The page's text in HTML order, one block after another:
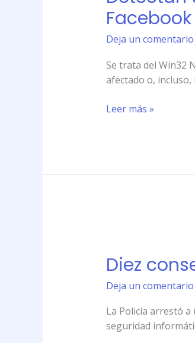
Facebook
Deja un comentario
Se trata del Win32
afectado o, incluso,
virus
informático
que
propaga
por
Leer más »
Diez
Deja un comentario
La Policía arrestó a
seguridad
para
la
seguridad
internet